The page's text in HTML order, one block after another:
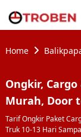
Home
Ongkir,
Murah, Door
Tarif Ongkir Paket
Truk 10-13 Hari